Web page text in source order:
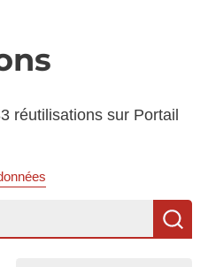
réutilisations sur Portail